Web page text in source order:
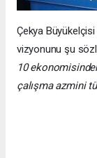
Çekya Büyükelçisi
vizyonunu şu
10
çalışma azmini